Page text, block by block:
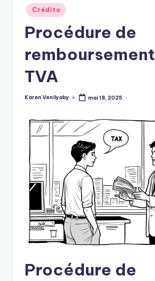
Posted
in
Crédito
Procédure de
TVA
Posted
Karen Venilyaby mai 18, 2025
Procédure de